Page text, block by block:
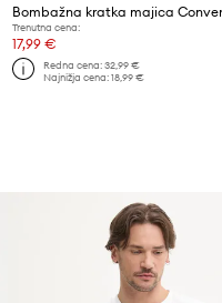
Bombažna kratka majica
Trenutna cena:
17,99 €
Redna cena: 32,99 €
Najnižja cena: 18,99 €